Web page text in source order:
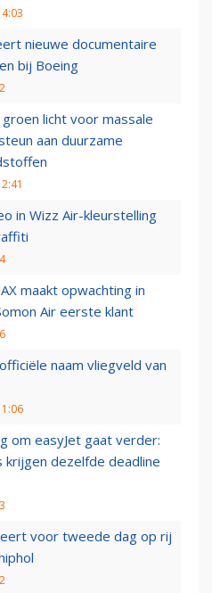
nieuwe documentaire
bij Boeing
licht voor massale
aan duurzame
in Wizz Air-kleurstelling
maakt opwachting in
Air eerste klant
naam vliegveld van
om easyJet gaat verder:
dezelfde deadline
voor tweede dag op rij